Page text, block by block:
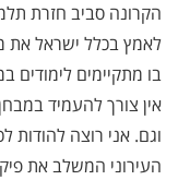
הקרונה סביב חזרת
לאמץ בכלל ישראל את
בו מתקיימים לימודים
אין צורך להעמיד
וגם. אני רוצה
העירוני המשלב את